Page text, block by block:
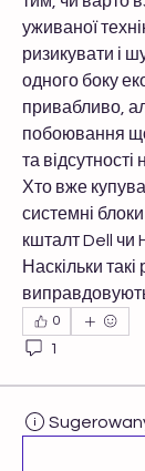
уживаної
ризикувати і
одного боку
привабливо,
побоювання
та відсутності
Хто вже
системні
кшталт Dell чи
Наскільки
0
1